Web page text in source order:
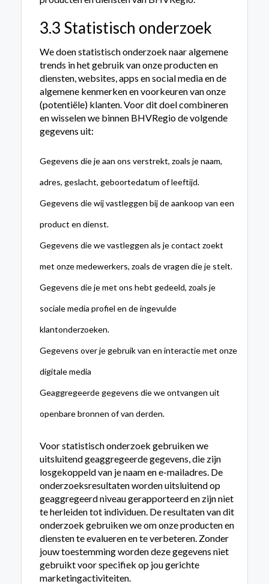
3.3 Statistisch onderzoek
We doen statistisch onderzoek naar algemene
trends in het gebruik van onze producten en
diensten, websites, apps en social media en de
algemene kenmerken en voorkeuren van onze
(potentiële) klanten. Voor dit doel combineren
en wisselen we binnen BHVRegio de volgende
gegevens uit:
Gegevens die je aan ons verstrekt, zoals je naam,
adres, geslacht, geboortedatum of leeftijd.
Gegevens die wij vastleggen bij de aankoop van een
product en dienst.
Gegevens die we vastleggen als je contact zoekt
met onze medewerkers, zoals de vragen die je stelt.
Gegevens die je met ons hebt gedeeld, zoals je
sociale media profiel en de ingevulde
klantonderzoeken.
Gegevens over je gebruik van en interactie met onze
digitale media
Geaggregeerde gegevens die we ontvangen uit
openbare bronnen of van derden.
Voor statistisch onderzoek gebruiken we
uitsluitend geaggregeerde gegevens, die zijn
losgekoppeld van je naam en e-mailadres. De
onderzoeksresultaten worden uitsluitend op
geaggregeerd niveau gerapporteerd en zijn niet
te herleiden tot individuen. De resultaten van dit
onderzoek gebruiken we om onze producten en
diensten te evalueren en te verbeteren. Zonder
jouw toestemming worden deze gegevens niet
gebruikt voor specifiek op jou gerichte
marketingactiviteiten.